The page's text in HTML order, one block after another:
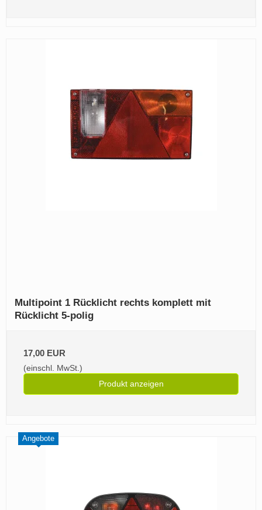
Multipoint 1 Rücklicht rechts komplett mit
Rücklicht 5-polig
17,00 EUR
(einschl. MwSt.)
Produkt anzeigen
Angebote